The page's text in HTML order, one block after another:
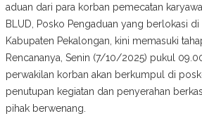
aduan dari para korban pemecatan
BLUD, Posko Pengaduan yang berlokasi
Kabupaten Pekalongan, kini memasuki
Rencananya, Senin (7/10/2025) pukul
perwakilan korban akan berkumpul di
penutupan kegiatan dan penyerahan
pihak berwenang.